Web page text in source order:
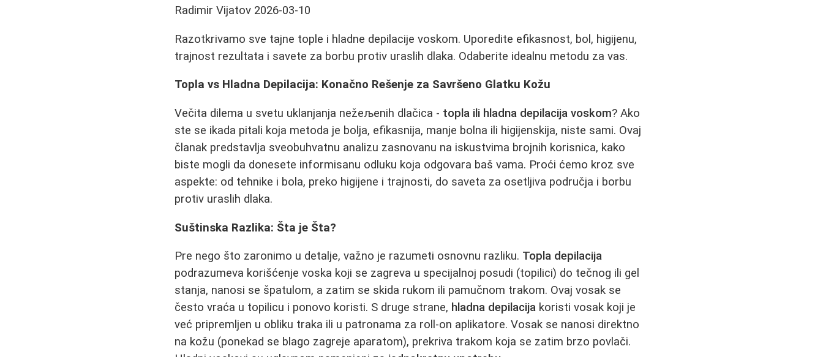
Radimir Vijatov 2026-03-10
Razotkrivamo sve tajne tople i hladne depilacije voskom. Uporedite efikasnost, bol, higijenu,
trajnost rezultata i savete za borbu protiv uraslih dlaka. Odaberite idealnu metodu za vas.
Topla vs Hladna Depilacija: Konačno Rešenje za Savršeno Glatku Kožu
Večita dilema u svetu uklanjanja nežeљenih dlačica - topla ili hladna depilacija voskom? Ako
ste se ikada pitali koja metoda je bolja, efikasnija, manje bolna ili higijenskija, niste sami. Ovaj
članak predstavlja sveobuhvatnu analizu zasnovanu na iskustvima brojnih korisnica, kako
biste mogli da donesete informisanu odluku koja odgovara baš vama. Proći ćemo kroz sve
aspekte: od tehnike i bola, preko higijene i trajnosti, do saveta za osetljiva područja i borbu
protiv uraslih dlaka.
Suštinska Razlika: Šta je Šta?
Pre nego što zaronimo u detalje, važno je razumeti osnovnu razliku. Topla depilacija
podrazumeva korišćenje voska koji se zagreva u specijalnoj posudi (topilici) do tečnog ili gel
stanja, nanosi se špatulom, a zatim se skida rukom ili pamučnom trakom. Ovaj vosak se
često vraća u topilicu i ponovo koristi. S druge strane, hladna depilacija koristi vosak koji je
već pripremljen u obliku traka ili u patronama za roll-on aplikatore. Vosak se nanosi direktno
na kožu (ponekad se blago zagreje aparatom), prekriva trakom koja se zatim brzo povlači.